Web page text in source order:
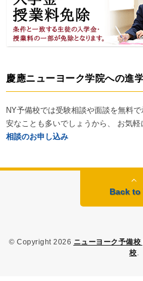
慶應ニューヨーク学院への進
NY予備校では受験相談や面談を無料
安なことも多いでしょうから、 お気
相談のお申し込み
Back to
© Copyright 2026 ニューヨーク予備
校.